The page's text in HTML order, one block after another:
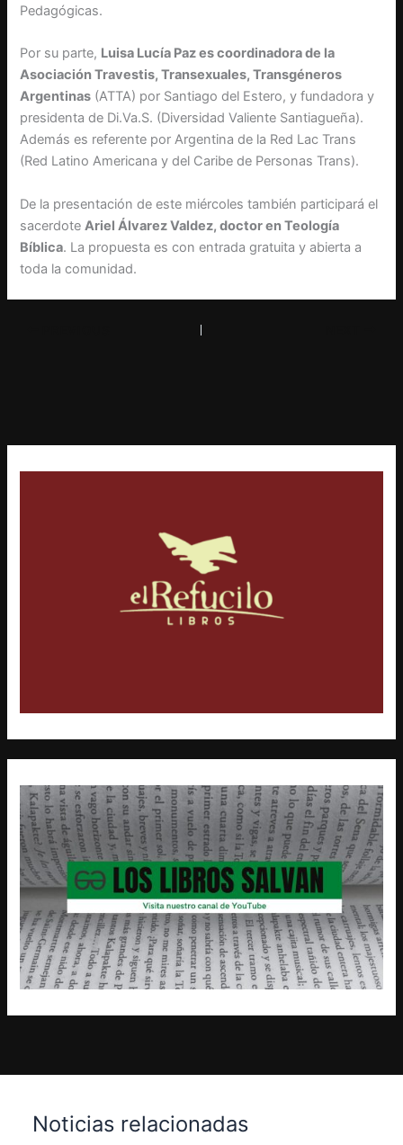
Pedagógicas.
Por su parte, Luisa Lucía Paz es coordinadora de la
Asociación Travestis, Transexuales, Transgéneros
Argentinas (ATTA) por Santiago del Estero, y fundadora y
presidenta de Di.Va.S. (Diversidad Valiente Santiagueña).
Además es referente por Argentina de la Red Lac Trans
(Red Latino Americana y del Caribe de Personas Trans).
De la presentación de este miércoles también participará el
sacerdoteAriel Álvarez Valdez, doctor en Teología
Bíblica. La propuesta es con entrada gratuita y abierta a
toda la comunidad.
Noticias relacionadas